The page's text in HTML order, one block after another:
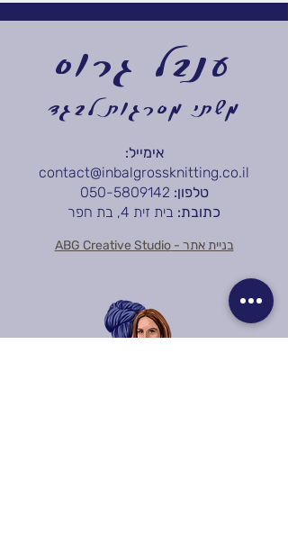
ענבל גרוס
משתי מסרגות לבגד
אימייל:
contact@inbalgrossknitting.co.il
טלפון: 050-5809142
כתובת: בית זית 4, בת חפר
בניית אתר - ABG Creative Studio